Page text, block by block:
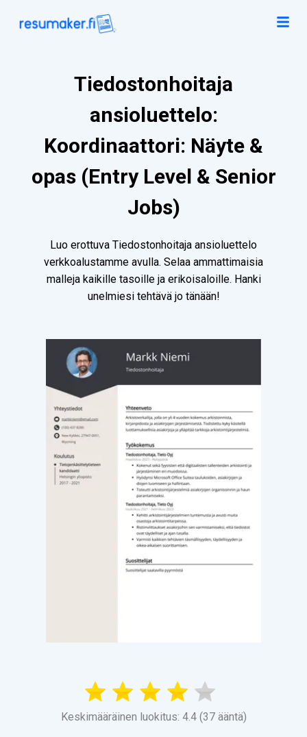
Tiedostonhoitaja
ansioluettelo:
Koordinaattori: Näyte &
opas (Entry Level & Senior
Jobs)
Luo erottuva Tiedostonhoitaja ansioluettelo
verkkoalustamme avulla. Selaa ammattimaisia
malleja kaikille tasoille ja erikoisaloille. Hanki
unelmiesi tehtävä jo tänään!
Keskimääräinen luokitus: 4.4 (37 ääntä)